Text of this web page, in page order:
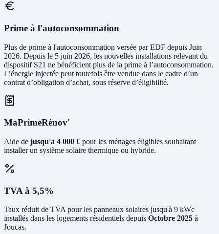
Prime à l'autoconsommation
Plus de prime à l'autoconsommation versée par EDF depuis Juin
2026. Depuis le 5 juin 2026, les nouvelles installations relevant du
dispositif S21 ne bénéficient plus de la prime à l’autoconsommation.
L’énergie injectée peut toutefois être vendue dans le cadre d’un
contrat d’obligation d’achat, sous réserve d’éligibilité.
MaPrimeRénov'
Aide de jusqu'à 4 000 € pour les ménages éligibles souhaitant
installer un système solaire thermique ou hybride.
TVA à 5,5%
Taux réduit de TVA pour les panneaux solaires jusqu'à 9 kWc
installés dans les logements résidentiels depuis Octobre 2025 à
Joucas.